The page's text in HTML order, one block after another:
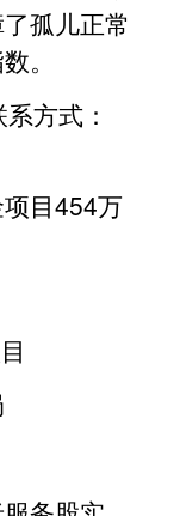
孤儿正常
。
方式：
目454万